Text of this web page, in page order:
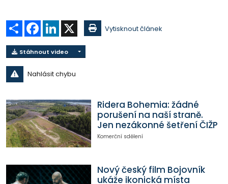
Sdílet Facebook
LinkedIn Vytisknout článek
Stáhnout video
Nahlásit chybu
Ridera Bohemia: žádné
porušení na naší straně.
Jen nezákonné šetření ČIŽP
Komerční sdělení
Nový český film Bojovník
ukáže ikonická místa